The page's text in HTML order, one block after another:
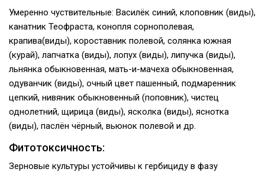
Умеренно чуствительные: Василёк синий, клоповник (виды),
канатник Теофраста, конопля сорнополевая,
крапива(виды), короставник по­левой, солянка южная
(курай), лапчатка (виды), лопух (виды), липучка (виды),
льнянка обыкно­венная, мать-и-мачеха обыкновенная,
одуван­чик (виды), очный цвет пашенный, подмаренник
цепкий, нивяник обыкновенный (поповник), чис­тец
однолетний, щирица (виды), ясколка (виды), яснотка
(виды), паслён чёрный, вьюнок полевой и др.
Фитотоксичность:
Зерновые культуры устойчивы к гербициду в фазу